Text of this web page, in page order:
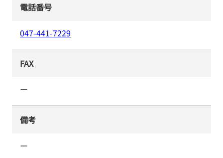
電話番号
047-441-7229
FAX
ー
備考
ー